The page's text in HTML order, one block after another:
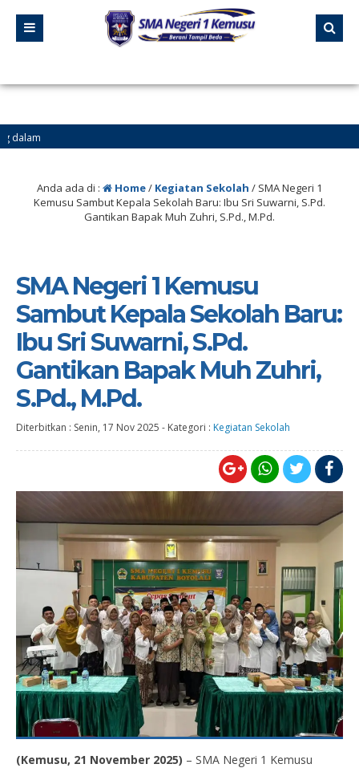
Anda ada di : Home/ Kegiatan Sekolah / SMA Negeri 1
Kemusu Sambut Kepala Sekolah Baru: Ibu Sri Suwarni, S.Pd.
Gantikan Bapak Muh Zuhri, S.Pd., M.Pd.
SMA Negeri 1 Kemusu
Sambut Kepala Sekolah Baru:
Ibu Sri Suwarni, S.Pd.
Gantikan Bapak Muh Zuhri,
S.Pd., M.Pd.
Diterbitkan : Senin, 17 Nov 2025 - Kategori : Kegiatan Sekolah
(Kemusu, 21 November 2025) – SMA Negeri 1 Kemusu